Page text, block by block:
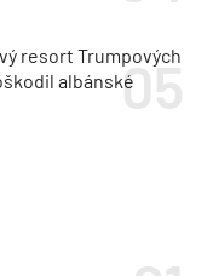
resort Trumpových
albánské